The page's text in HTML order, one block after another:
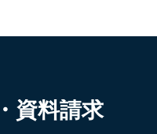
資料請求